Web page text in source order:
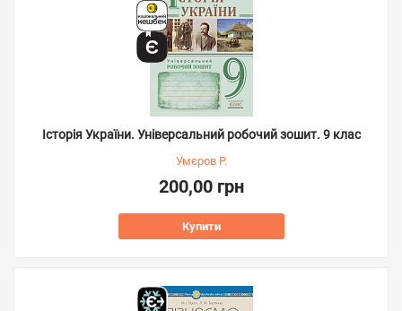
Історія України. Універсальний робочий зошит. 9 клас
Умєров Р.
200,00 грн
Купити